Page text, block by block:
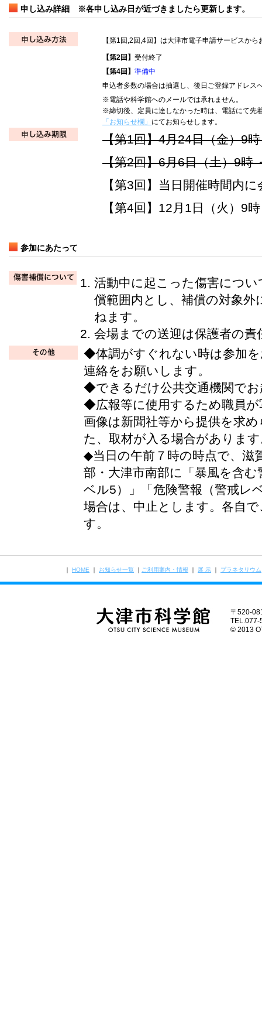
申し込み詳細 ※各申し込み日が近づきましたら更新します。
【第1回,2回,4回】は大津市電子申請サービスか
【第2回】 受付終了
【第4回】 準備中
申込者多数の場合は抽選し、後日ご登録アドレス
※電話や科学館へのメールでは承れません。
※締切後、定員に達しなかった時は、電話にて先
「お知らせ欄」 にてお知らせします。
【第1回】4月24日（金）9
【第2回】6月6日（土）9時
【第3回】当日開催時間内
【第4回】12月1日（火）9
参加にあたって
活動中に起こった傷害につ
償範囲内とし、補償の対象
ねます。
会場までの送迎は保護者の責
◆体調がすぐれない時は参加
連絡をお願いします。
◆できるだけ公共交通機関で
◆広報等に使用するため職員が
画像は新聞社等から提供を求
た、取材が入る場合がありま
◆当日の午前７時の時点で、滋
部・大津市南部に
「暴風を含
ベル5）」「危険警報（警戒レ
場合は、中止とします。各自
す。
｜ HOME ｜ お知らせ一覧 ｜ ご利用案内・情報 ｜ 展 示 ｜ プラネタリウム
〒520-
© 2013